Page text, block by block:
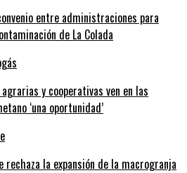
entre administraciones para
de La Colada
y cooperativas ven en las
‘una oportunidad’
rechaza la expansión de la macrogranja